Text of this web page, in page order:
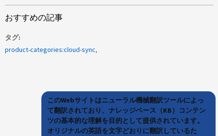
おすすめの記事
タグ
product-categories:cloud-sync
このWebサイトはニューラル機械翻訳ツールによっ
て翻訳されており、ナレッジベース（KB）コンテン
ツの基本的な理解を目的として提供されています。
オリジナルの英語を文字どおりに翻訳しているた